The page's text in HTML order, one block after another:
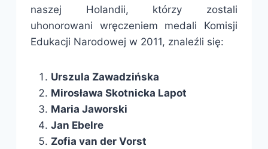
naszej Holandii, którzy zostali
uhonorowani wręczeniem medali Komisji
Edukacji Narodowej w 2011, znaleźli się:
Urszula Zawadzińska
Mirosława Skotnicka Lapot
Maria Jaworski
Jan Ebelre
Zofia van der Vorst